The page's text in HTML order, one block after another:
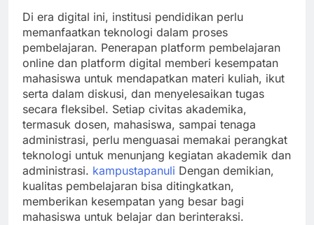
Di era digital ini, institusi pendidikan perlu
memanfaatkan teknologi dalam proses
pembelajaran. Penerapan platform pembelajaran
online dan platform digital memberi kesempatan
mahasiswa untuk mendapatkan materi kuliah, ikut
serta dalam diskusi, dan menyelesaikan tugas
secara fleksibel. Setiap civitas akademika,
termasuk dosen, mahasiswa, sampai tenaga
administrasi, perlu menguasai memakai perangkat
teknologi untuk menunjang kegiatan akademik dan
administrasi. kampustapanuli Dengan demikian,
kualitas pembelajaran bisa ditingkatkan,
memberikan kesempatan yang besar bagi
mahasiswa untuk belajar dan berinteraksi.